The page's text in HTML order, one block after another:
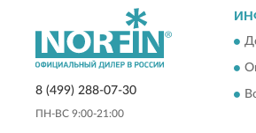
8 (499) 288-07-30
ПН-ВС 9:00-21:00